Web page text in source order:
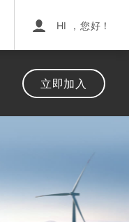
HI ，您好！
立即加入